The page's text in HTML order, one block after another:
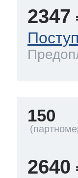
2347
150
2640